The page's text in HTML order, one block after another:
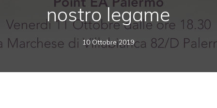
nostro legame
10 Ottobre 2019